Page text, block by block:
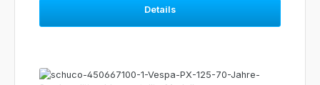
Details